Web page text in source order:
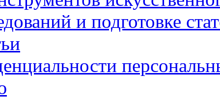
и подготовке